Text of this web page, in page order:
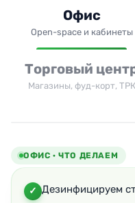
Офис
Open-space и кабинеты
Торговый
Магазины, фуд-корт, ТРК
ОФИС · ЧТО ДЕЛАЕМ
Дезинфицируем